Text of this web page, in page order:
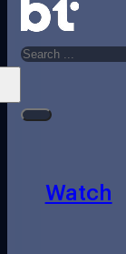
Search
Watch